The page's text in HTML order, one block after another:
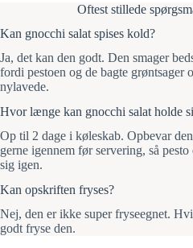
Oftest stillede
Kan gnocchi salat spises kold?
Ja, det kan den godt. Den smager
fordi pestoen og de bagte grøntsager
nylavede.
Hvor længe kan gnocchi salat holde
Op til 2 dage i køleskab. Opbevar
gerne igennem før servering, så
sig igen.
Kan opskriften fryses?
Nej, den er ikke super fryseegnet.
godt fryse den.